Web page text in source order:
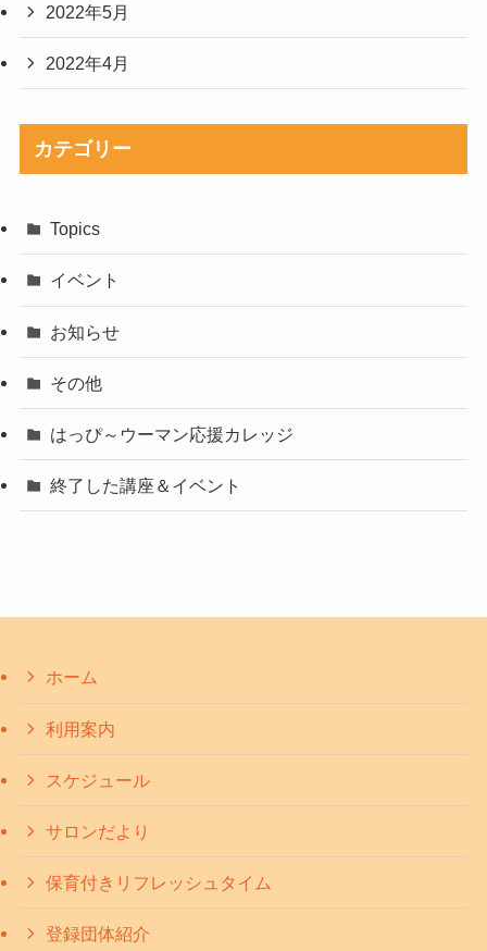
2022年5月
2022年4月
カテゴリー
Topics
イベント
お知らせ
その他
はっぴ～ウーマン応援カレッジ
終了した講座＆イベント
ホーム
利用案内
スケジュール
サロンだより
保育付きリフレッシュタイム
登録団体紹介